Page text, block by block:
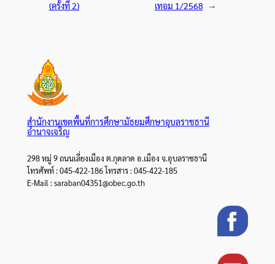
(ครั้งที่ 2) เทอม 1/2568 →
สำนักงานเขตพื้นที่การศึกษามัธยมศึกษาอุบลราชธานี
อำนาจเจริญ
298 หมู่ 9 ถนนเลี่ยงเมือง ต.กุดลาด อ.เมือง จ.อุบลราชธานี
โทรศัพท์ : 045-422-186 โทรสาร : 045-422-185
E-Mail : saraban04351@obec.go.th